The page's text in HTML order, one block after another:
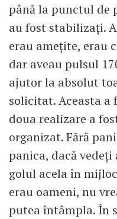
până la punctul de
au fost stabilizați.
erau amețite, erau
dar aveau pulsul
ajutor la absolut
solicitat. Aceasta a
doua realizare a
organizat. Fără
panica, dacă
golul acela în
erau oameni, nu
putea întâmpla. În